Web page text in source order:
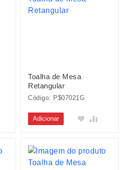
Toalha de Mesa
Retangular
Código: P$07021G
Adicionar